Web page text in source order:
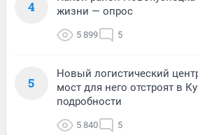
4
жизни — опрос
5 899 5
5
Новый логистический
мост для него отстроят в
подробности
5 840 5